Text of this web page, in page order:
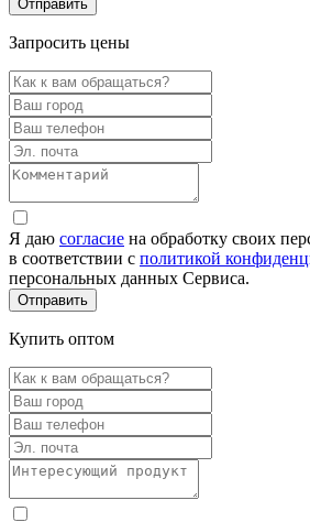
Запросить цены
Я даю согласие на обработку своих
в соответствии с политикой
персональных данных Сервиса.
Купить оптом